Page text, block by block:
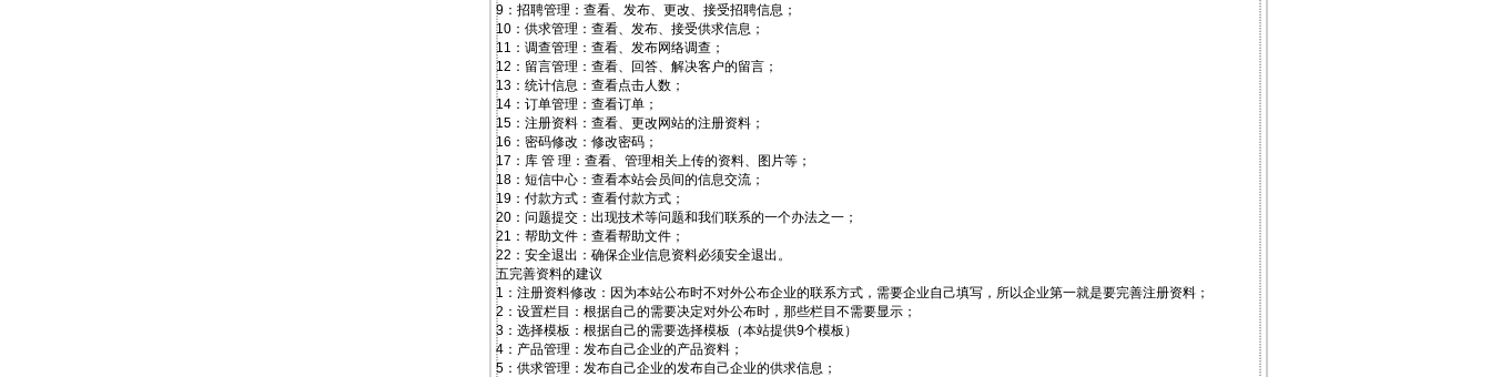
9：招聘管理：查看、发布、更改、接受招聘信息；
10：供求管理：查看、发布、接受供求信息；
11：调查管理：查看、发布网络调查；
12：留言管理：查看、回答、解决客户的留言；
13：统计信息：查看点击人数；
14：订单管理：查看订单；
15：注册资料：查看、更改网站的注册资料；
16：密码修改：修改密码；
17：库 管 理：查看、管理相关上传的资料、图片等；
18：短信中心：查看本站会员间的信息交流；
19：付款方式：查看付款方式；
20：问题提交：出现技术等问题和我们联系的一个办法之一；
21：帮助文件：查看帮助文件；
22：安全退出：确保企业信息资料必须安全退出。
五完善资料的建议
1：注册资料修改：因为本站公布时不对外公布企业的联系方式，需要企业自己填写，所以企业第一就是要完善注册资料；
2：设置栏目：根据自己的需要决定对外公布时，那些栏目不需要显示；
3：选择模板：根据自己的需要选择模板（本站提供9个模板）
4：产品管理：发布自己企业的产品资料；
5：供求管理：发布自己企业的发布自己企业的供求信息；